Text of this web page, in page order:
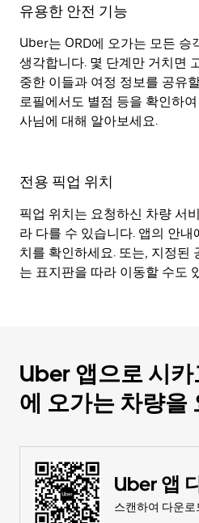
유용한 안전 기능
Uber는 ORD에 오가는 모든 승
생각합니다. 몇 단계만 거치면
중한 이들과 여정 정보를 공유
로필에서도 별점 등을 확인하
사님에 대해 알아보세요.
전용 픽업 위치
픽업 위치는 요청하신 차량 서
라 다를 수 있습니다. 앱의 안
치를 확인하세요. 또는, 지정된
는 표지판을 따라 이동할 수도
Uber 앱으로 시
에 오가는 차량을
Uber 앱
스캔하여 다운로